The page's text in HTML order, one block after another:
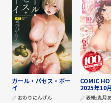
ガール・パセス・ボー
イ
おわりにんげん
COMIC
2025年10
表紙:鬼月